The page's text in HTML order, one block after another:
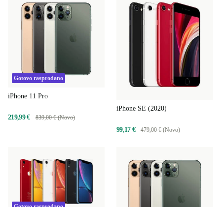
Gotovo rasprodano
iPhone 11 Pro
219,99 € 839,00 € (Novo)
iPhone SE (2020)
99,17 € 479,00 € (Novo)